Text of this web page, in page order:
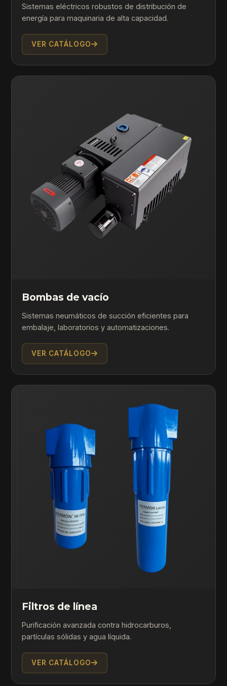
Sistemas eléctricos robustos de distribución de
energía para maquinaria de alta capacidad.
VER CATÁLOGO
Bombas de vacío
Sistemas neumáticos de succión eficientes para
embalaje, laboratorios y automatizaciones.
VER CATÁLOGO
Filtros de línea
Purificación avanzada contra hidrocarburos,
partículas sólidas y agua líquida.
VER CATÁLOGO